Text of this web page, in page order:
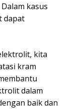
kasus
dapat
kita
kram
dalam
baik dan